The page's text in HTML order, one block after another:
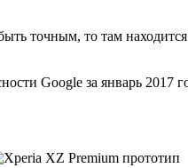
точным, то там
Google за январь 2017